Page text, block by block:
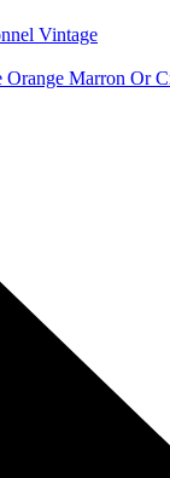
Vintage
Orange Marron Or